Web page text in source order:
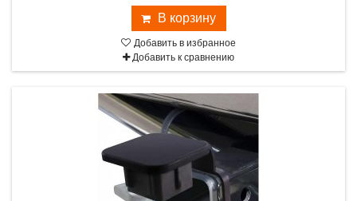
В корзину
Добавить в избранное
Добавить к сравнению